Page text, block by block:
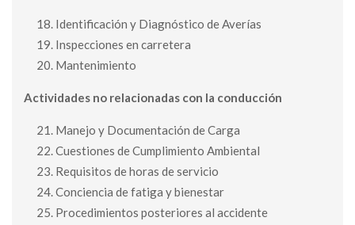
Identificación y Diagnóstico de Averías
Inspecciones en carretera
Mantenimiento
Actividades no relacionadas con la conducción
Manejo y Documentación de Carga
Cuestiones de Cumplimiento Ambiental
Requisitos de horas de servicio
Conciencia de fatiga y bienestar
Procedimientos posteriores al accidente